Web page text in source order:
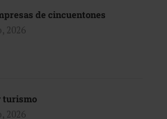
de cincuentones
2026
turismo
2026